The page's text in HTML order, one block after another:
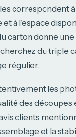
correspondent
à l’espace
carton donne
du triple
régulier.
les
des découpes
clients
et la